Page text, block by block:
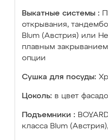
Выкатные системы :
открывания,
Blum (Австрия) или
плавным
опции
Сушка для посуды:
Цоколь: в цвет
Подъемники :
класса Blum